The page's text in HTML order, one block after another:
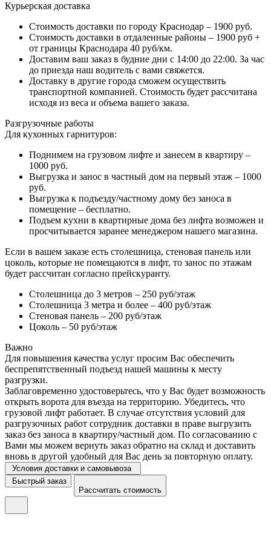
Курьерская доставка
Стоимость доставки по городу Краснодар – 1900 руб.
Стоимость доставки в отдаленные районы – 1900 руб +
от границы Краснодара 40 руб/км.
Доставим ваш заказ в будние дни с 14:00 до 22:00. За час
до приезда наш водитель с вами свяжется.
Доставку в другие города сможем осуществить
транспортной компанией. Стоимость будет рассчитана
исходя из веса и объема вашего заказа.
Разгрузочные работы
Для кухонных гарнитуров:
Поднимем на грузовом лифте и занесем в квартиру –
1000 руб.
Выгрузка и занос в частный дом на первый этаж – 1000
руб.
Выгрузка к подъезду/частному дому без заноса в
помещение – бесплатно.
Подъем кухни в квартирные дома без лифта возможен и
просчитывается заранее менеджером нашего магазина.
Если в вашем заказе есть столешница, стеновая панель или
цоколь, которые не помещаются в лифт, то занос по этажам
будет рассчитан согласно прейскуранту.
Столешница до 3 метров – 250 руб/этаж
Столешница 3 метра и более – 400 руб/этаж
Стеновая панель – 200 руб/этаж
Цоколь – 50 руб/этаж
Важно
Для повышения качества услуг просим Вас обеспечить
беспрепятственный подъезд нашей машины к месту
разгрузки.
Заблаговременно удостоверьтесь, что у Вас будет возможность
открыть ворота для въезда на территорию. Убедитесь, что
грузовой лифт работает. В случае отсутствия условий для
разгрузочных работ сотрудник доставки в праве выгрузить
заказ без заноса в квартиру/частный дом. По согласованию с
Вами мы можем вернуть заказ обратно на склад и доставить
вновь в другой удобный для Вас день за повторную оплату.
Условия доставки и самовывоза
Быстрый заказ
Рассчитать стоимость